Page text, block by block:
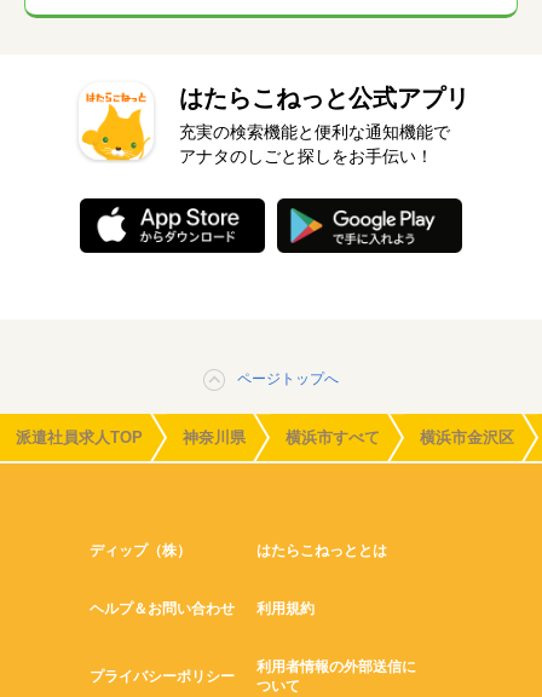
はたらこねっと公式アプリ
充実の検索機能と便利な通知機能で
アナタのしごと探しをお手伝い！
ページトップへ
派遣社員求人TOP 神奈川県 横浜市すべて 横浜市金沢区
ディップ（株） はたらこねっととは
ヘルプ＆お問い合わせ 利用規約
プライバシーポリシー
利用者情報の外部送信に
ついて